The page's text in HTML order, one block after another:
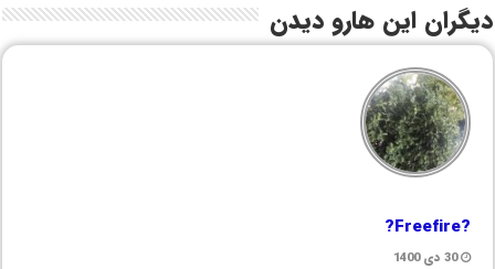
دیگران این هارو دیدن
?Freefire?
30 دی 1400